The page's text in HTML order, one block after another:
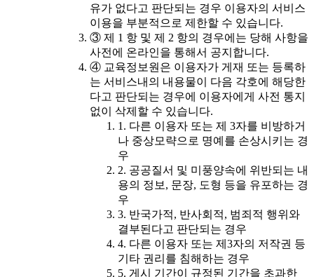
유가 없다고 판단되는 경우 이용자의 서비스
이용을 부분적으로 제한할 수 있습니다.
③ 제 1 항 및 제 2 항의 경우에는 당해 사항을
사전에 온라인을 통해서 공지합니다.
④ 교육정보원은 이용자가 게재 또는 등록하
는 서비스내의 내용물이 다음 각호에 해당한
다고 판단되는 경우에 이용자에게 사전 통지
없이 삭제할 수 있습니다.
1. 다른 이용자 또는 제 3자를 비방하거
나 중상모략으로 명예를 손상시키는 경
우
2. 공공질서 및 미풍양속에 위반되는 내
용의 정보, 문장, 도형 등을 유포하는 경
우
3. 반국가적, 반사회적, 범죄적 행위와
결부된다고 판단되는 경우
4. 다른 이용자 또는 제3자의 저작권 등
기타 권리를 침해하는 경우
5. 게시 기간이 규정된 기간을 초과한